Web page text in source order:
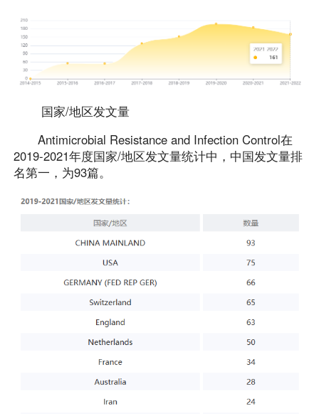
国家/地区发文量
Antimicrobial Resistance and Infection Control在
2019-2021年度国家/地区发文量统计中，中国发文量排
名第一，为93篇。